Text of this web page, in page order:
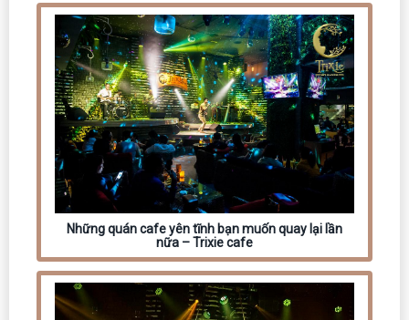
Những quán cafe yên tĩnh bạn muốn quay lại lần
nữa – Trixie cafe